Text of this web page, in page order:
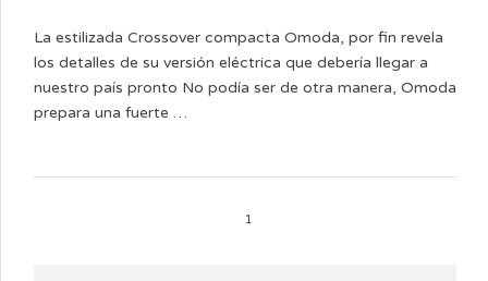
La estilizada Crossover compacta Omoda, por fin revela
los detalles de su versión eléctrica que debería llegar a
nuestro país pronto No podía ser de otra manera, Omoda
prepara una fuerte …
1